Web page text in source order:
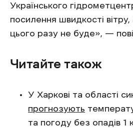
Українського
посилення швидкості вітру,
цього разу не буде», —
Читайте також
У Харкові та області
прогнозують
та погоду без опадів 1